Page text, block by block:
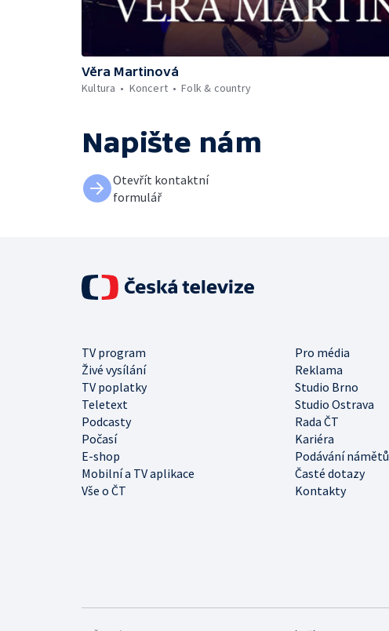
Věra Martinová
Kultura
Koncert Folk & country
Napište nám
Otevřít kontaktní
formulář
TV program
Pro média
Živé vysílání
Reklama
TV poplatky
Studio Brno
Teletext
Studio Ostrava
Podcasty
Rada ČT
Počasí
Kariéra
E-shop
Podávání námětů
Mobilní a TV aplikace
Časté dotazy
Vše o ČT
Kontakty